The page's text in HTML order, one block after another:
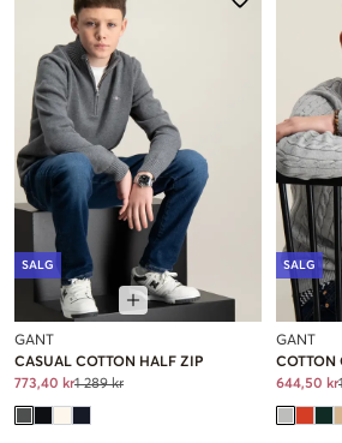
SALG
GANT
CASUAL COTTON HALF ZIP
773,40 kr1 289 kr
SALG
GANT
COTTON
644,50 kr